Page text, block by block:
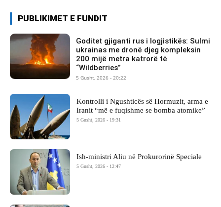
PUBLIKIMET E FUNDIT
Goditet gjiganti rus i logjistikës: Sulmi
ukrainas me dronë djeg kompleksin
200 mijë metra katrorë të
“Wildberries”
5 Gusht, 2026 - 20:22
Kontrolli i Ngushticës së Hormuzit, arma e
Iranit “më e fuqishme se bomba atomike”
5 Gusht, 2026 - 19:31
Ish-ministri ​Aliu në Prokurorinë Speciale
5 Gusht, 2026 - 12:47